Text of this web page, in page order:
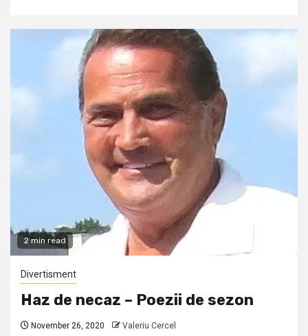
2 min read
Divertisment
Haz de necaz – Poezii de sezon
November 26, 2020 Valeriu Cercel